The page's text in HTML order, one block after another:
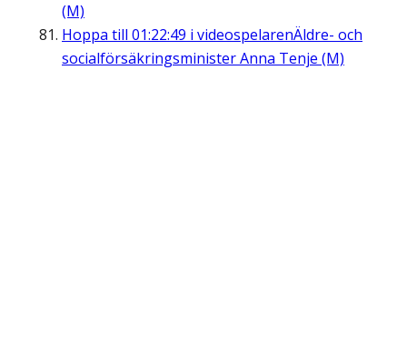
(M)
Hoppa till 01:22:49 i videospelarenÄldre- och
socialförsäkringsminister Anna Tenje (M)